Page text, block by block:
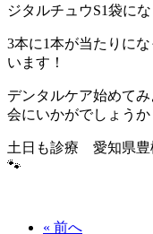
ジタルチュウS1袋にな
3本に1本が当たりに
います！
デンタルケア始めて
会にいかがでしょう
土日も診療 愛知県
🐾
« 前へ